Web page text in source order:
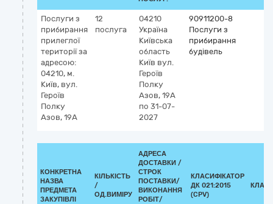
Послуги з
прибирання
прилеглої
території за
адресою:
04210, м.
Київ, вул.
Героїв
Полку
Азов, 19А
12
послуга
04210
Україна
Київська
область
Київ вул.
Героїв
Полку
Азов, 19А
по 31-07-
2027
90911200-8
Послуги з
прибирання
будівель
КОНКРЕТНА
НАЗВА
ПРЕДМЕТА
ЗАКУПІВЛІ
КІЛЬКІСТЬ
/
ОД.ВИМІРУ
АДРЕСА
ДОСТАВКИ /
СТРОК
ПОСТАВКИ/
ВИКОНАННЯ
РОБІТ/
КЛАСИФІКАТОР
ДК 021:2015
(CPV)